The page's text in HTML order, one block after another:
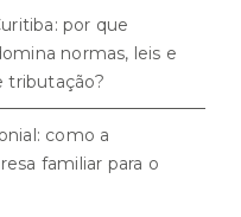
por que
normas, leis e
tributação?
como a
familiar para o